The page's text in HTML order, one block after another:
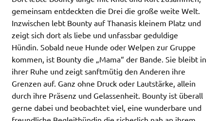
gemeinsam entdeckten die Drei die große weite Welt.
Inzwischen lebt Bounty auf Thanasis kleinem Platz und
zeigt sich dort als liebe und unfassbar geduldige
Hündin. Sobald neue Hunde oder Welpen zur Gruppe
kommen, ist Bounty die „Mama“ der Bande. Sie bleibt in
ihrer Ruhe und zeigt sanftmütig den Anderen ihre
Grenzen auf. Ganz ohne Druck oder Lautstärke, allein
durch ihre Präsenz und Gelassenheit. Bounty ist überall
gerne dabei und beobachtet viel, eine wunderbare und